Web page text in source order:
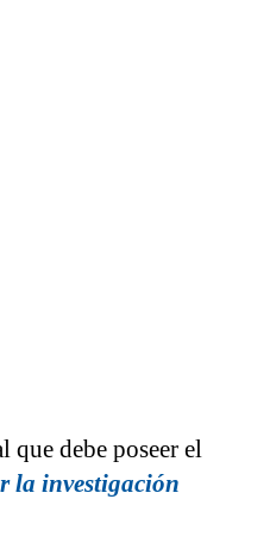
que debe poseer el
la investigación